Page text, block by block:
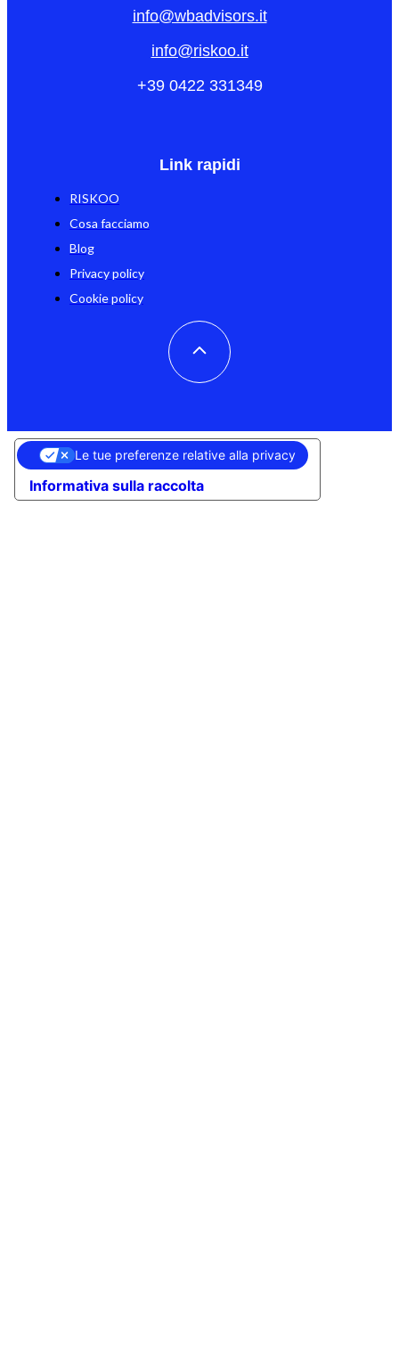
info@wbadvisors.it
info@riskoo.it
+39 0422 331349
Link rapidi
RISKOO
Cosa facciamo
Blog
Privacy policy
Cookie policy
Informativa sulla raccolta
Le tue preferenze relative alla privacy